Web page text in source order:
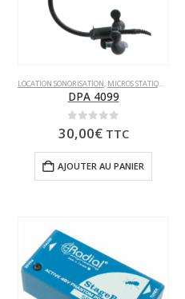
LOCATION SONORISATION, MICROS STATIQUES
DPA 4099
0 sur 5
30,00€ TTC
AJOUTER AU PANIER